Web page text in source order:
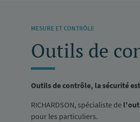
MESURE ET CONTRÔLE
Outils de
Outils de contrôle, la sécurité
RICHARDSON, spécialiste de
pour les particuliers.